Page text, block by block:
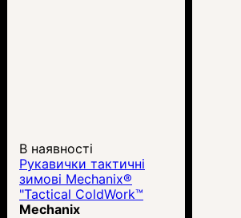
В наявності
Рукавички тактичні
зимові Mechanix®
"Tactical ColdWork™
FastFit® Coyote
Mechanix